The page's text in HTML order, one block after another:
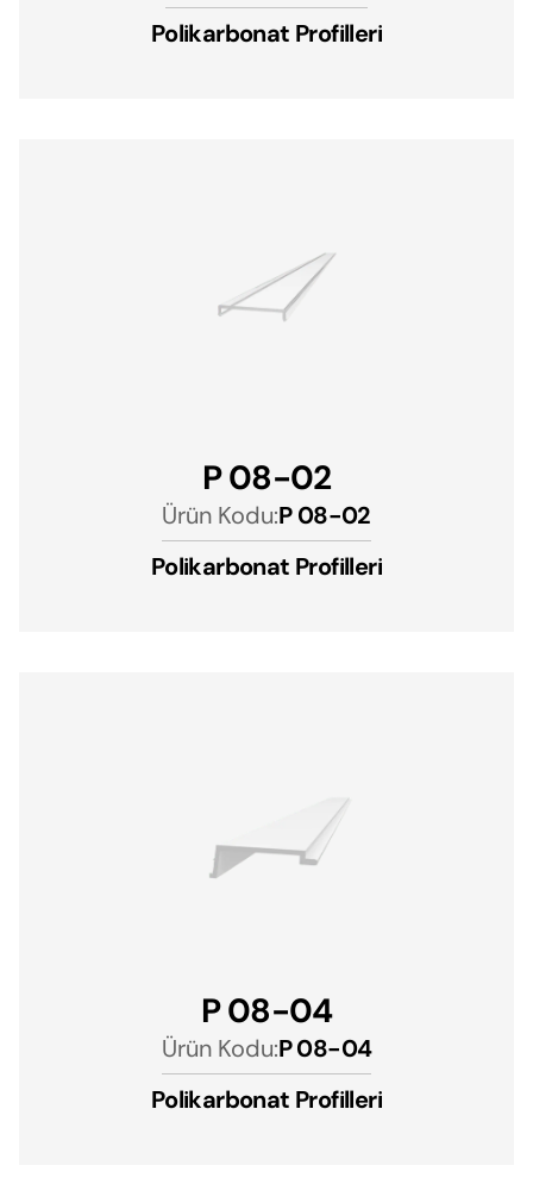
Polikarbonat Profilleri
P 08-02
Ürün Kodu:P 08-02
Polikarbonat Profilleri
P 08-04
Ürün Kodu:P 08-04
Polikarbonat Profilleri